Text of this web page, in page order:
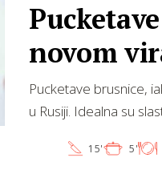
novom
Pucketave brusnice,
u Rusiji. Idealna su
15' 5'